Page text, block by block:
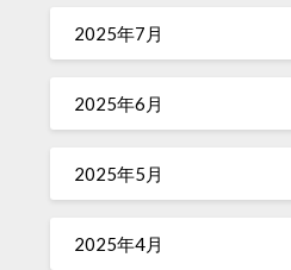
2025年7月
2025年6月
2025年5月
2025年4月